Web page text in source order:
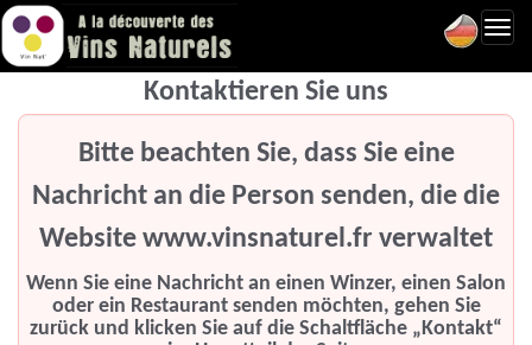
Kontaktieren Sie uns
Bitte beachten Sie, dass Sie eine
Nachricht an die Person senden, die die
Website www.vinsnaturel.fr verwaltet
Wenn Sie eine Nachricht an einen Winzer, einen Salon
oder ein Restaurant senden möchten, gehen Sie
zurück und klicken Sie auf die Schaltfläche „Kontakt“